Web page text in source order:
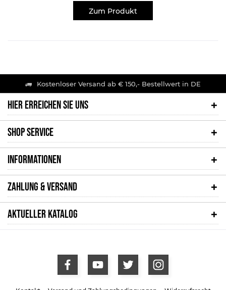
Zum Produkt
Kostenloser Versand ab € 150,- Bestellwert in DE
HIER ERREICHEN SIE UNS
SHOP SERVICE
INFORMATIONEN
ZAHLUNG & VERSAND
AKTUELLER KATALOG